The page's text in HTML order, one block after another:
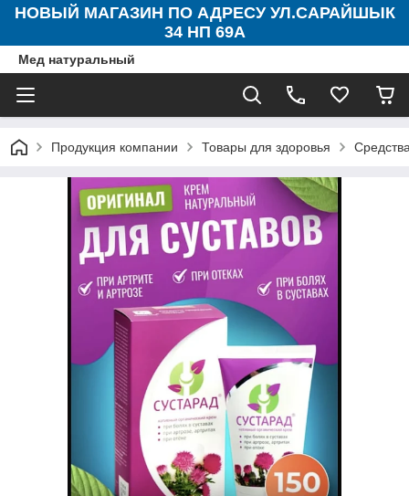
НОВЫЙ МАГАЗИН ПО АДРЕСУ УЛ.САРАЙШЫК
34 НП 69А
Мед натуральный
Продукция компании Товары для здоровья